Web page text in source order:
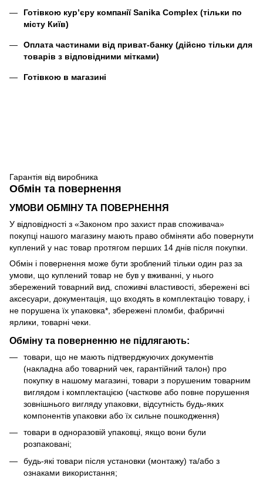
Готівкою кур’єру компаніїSanika Complex (тільки по
місту Київ)
Оплата частинами від приват-банку (дійсно тільки для
товарів з відповідними мітками)
Готівкою в магазині
Гарантія від виробника
Обмін та повернення
УМОВИ ОБМІНУ ТА ПОВЕРНЕННЯ
У відповідності з «Законом про захист прав споживача»
покупці нашого магазину мають право обміняти або повернути
куплений у нас товар протягом перших 14 днів після покупки.
Обмін і повернення може бути зроблений тільки один раз за
умови, що куплений товар не був у вживанні, у нього
збережений товарний вид, споживчі властивості, збережені всі
аксесуари, документація, що входять в комплектацію товару, і
не порушена їх упаковка*, збережені пломби, фабричні
ярлики, товарні чеки.
Обміну та поверненню не підлягають:
товари, що не мають підтверджуючих документів
(накладна або товарний чек, гарантійний талон) про
покупку в нашому магазині, товари з порушеним товарним
виглядом і комплектацією (часткове або повне порушення
зовнішнього вигляду упаковки, відсутність будь-яких
компонентів упаковки або їх сильне пошкодження)
товари в одноразовій упаковці, якщо вони були
розпаковані;
будь-які товари після установки (монтажу) та/або з
ознаками використання;